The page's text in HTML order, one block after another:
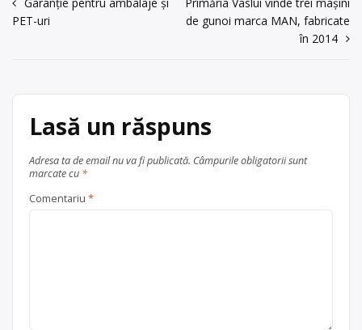
Navigare
în
PET-uri
de gunoi marca MAN, fabricate
în 2014
Lasă un răspuns
Adresa ta de email nu va fi publicată. Câmpurile obligatorii sunt
marcate cu *
Comentariu *